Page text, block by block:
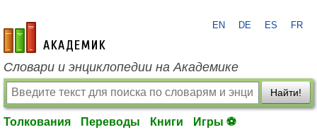
academic.ru
EN DE ES FR
Словари и энциклопедии на Академике
Найти!
Толкования Переводы Книги Игры ⚽